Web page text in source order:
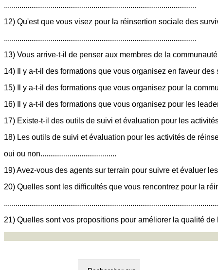
...................................................................................................
12) Qu'est que vous visez pour la réinsertion sociale des
...................................................................................................
13) Vous arrive-t-il de penser aux membres de la
14) Il y a-t-il des formations que vous organisez en faveur
15) Il y a-t-il des formations que vous organisez pour la
16) Il y a-t-il des formations que vous organisez pour les
17) Existe-t-il des outils de suivi et évaluation pour les
18) Les outils de suivi et évaluation pour les activités de
oui ou non.......................................
19) Avez-vous des agents sur terrain pour suivre et évaluer
20) Quelles sont les difficultés que vous rencontrez pour la
21) Quelles sont vos propositions pour améliorer la qualité